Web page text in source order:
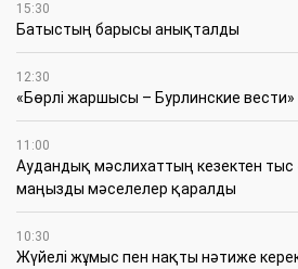
15:30
Батыстың барысы анықталды
12:30
«Бөрлі жаршысы – Бурлинские
11:00
Аудандық мәслихаттың кезектен
маңызды мәселелер қаралды
10:30
Жүйелі жұмыс пен нақты нәтиже